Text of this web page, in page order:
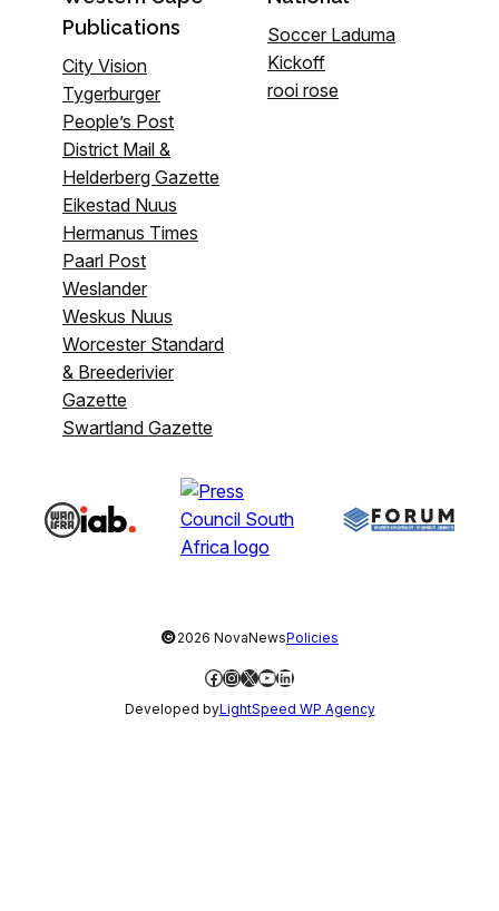
Publications
City Vision
Tygerburger
People’s Post
District Mail &
Helderberg Gazette
Eikestad Nuus
Hermanus Times
Paarl Post
Weslander
Weskus Nuus
Worcester Standard
& Breederivier
Gazette
Swartland Gazette
Soccer Laduma
Kickoff
rooi rose
©2026 NovaNewsPolicies
Facebook
Instagram
X YouTube
LinkedIn
Developed byLightSpeed WP Agency